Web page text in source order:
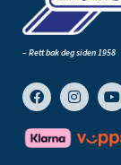
– Rett bak deg siden 1958